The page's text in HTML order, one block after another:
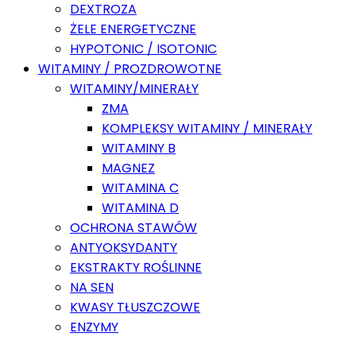
DEXTROZA
ŻELE ENERGETYCZNE
HYPOTONIC / ISOTONIC
WITAMINY / PROZDROWOTNE
WITAMINY/MINERAŁY
ZMA
KOMPLEKSY WITAMINY / MINERAŁY
WITAMINY B
MAGNEZ
WITAMINA C
WITAMINA D
OCHRONA STAWÓW
ANTYOKSYDANTY
EKSTRAKTY ROŚLINNE
NA SEN
KWASY TŁUSZCZOWE
ENZYMY